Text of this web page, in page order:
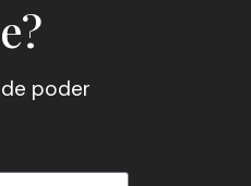
poder